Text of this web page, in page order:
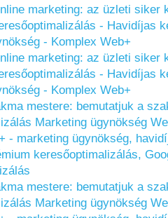
marketing: az üzleti siker
- Havidíjas
- Komplex Web+
marketing: az üzleti siker
- Havidíjas
- Komplex Web+
mestere: bemutatjuk a
Marketing ügynökség
- marketing ügynökség,
keresőoptimalizálás,
mestere: bemutatjuk a
Marketing ügynökség